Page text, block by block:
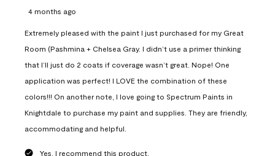
4 months ago
Extremely pleased with the paint I just purchased for my Great
Room (Pashmina + Chelsea Gray. I didn’t use a primer thinking
that I’ll just do 2 coats if coverage wasn’t great. Nope! One
application was perfect! I LOVE the combination of these
colors!!! On another note, I love going to Spectrum Paints in
Knightdale to purchase my paint and supplies. They are friendly,
accommodating and helpful.
Yes, I recommend this product.